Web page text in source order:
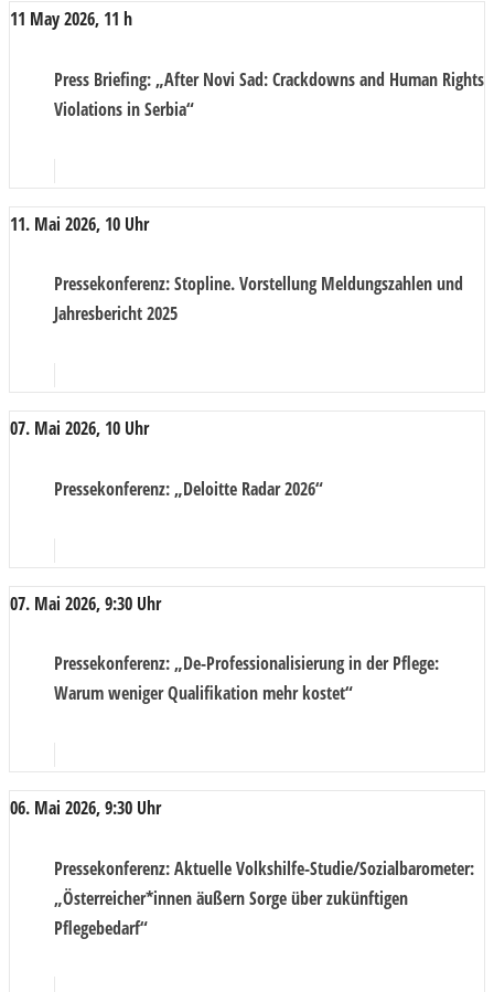
11 May 2026, 11 h
Press Briefing: „After Novi Sad: Crackdowns and Human Rights
Violations in Serbia“
11. Mai 2026, 10 Uhr
Pressekonferenz: Stopline. Vorstellung Meldungszahlen und
Jahresbericht 2025
07. Mai 2026, 10 Uhr
Pressekonferenz: „Deloitte Radar 2026“
07. Mai 2026, 9:30 Uhr
Pressekonferenz: „De-Professionalisierung in der Pflege:
Warum weniger Qualifikation mehr kostet“
06. Mai 2026, 9:30 Uhr
Pressekonferenz: Aktuelle Volkshilfe-Studie/Sozialbarometer:
„Österreicher*innen äußern Sorge über zukünftigen
Pflegebedarf“